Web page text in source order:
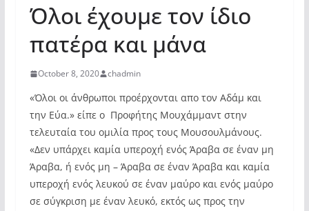
Όλοι έχουμε τον ίδιο
πατέρα και μάνα
October 8, 2020 chadmin
«Όλοι οι άνθρωποι προέρχονται απο τον Αδάμ και
την Εύα.» είπε ο Προφήτης Μουχάμμαντ στην
τελευταία του ομιλία προς τους Μουσουλμάνους.
«Δεν υπάρχει καμία υπεροχή ενός Άραβα σε έναν μη
Άραβα, ή ενός μη – Άραβα σε έναν Άραβα και καμία
υπεροχή ενός λευκού σε έναν μαύρο και ενός μαύρο
σε σύγκριση με έναν λευκό, εκτός ως προς την